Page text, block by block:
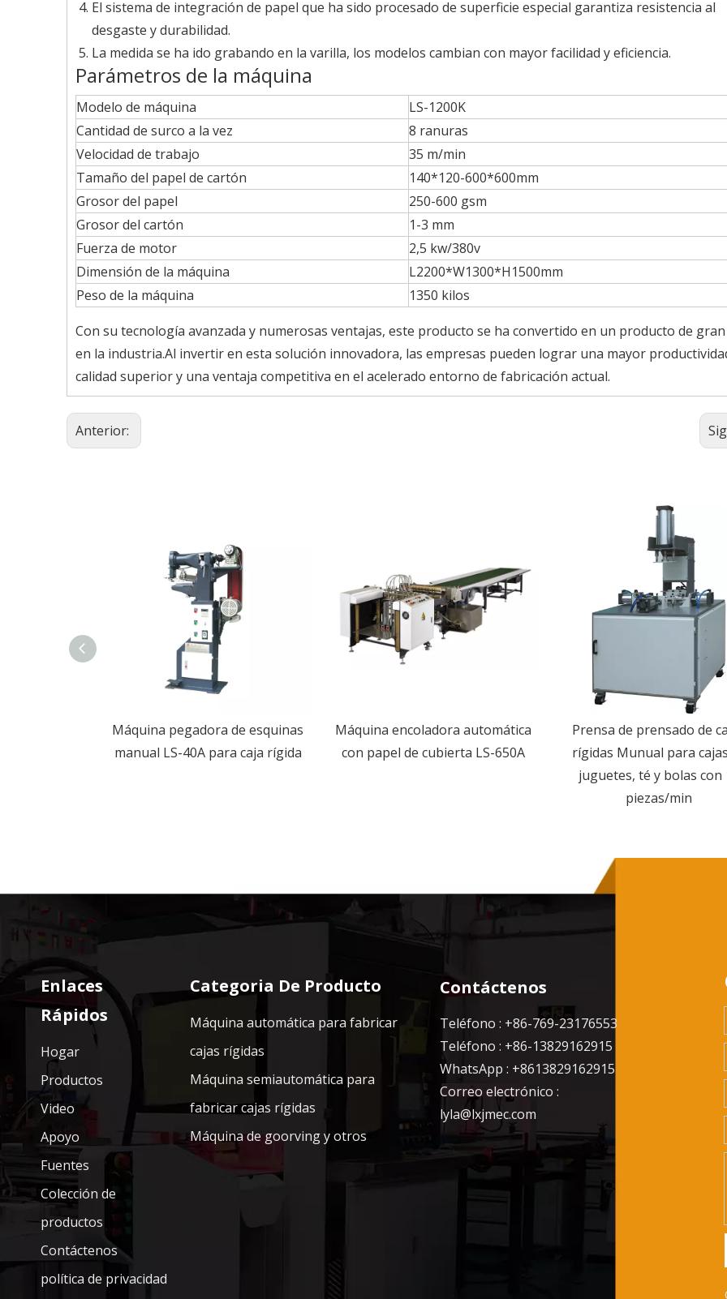
El sistema de integración de papel que ha sido procesado de superficie especial garantiza resistencia al
desgaste y durabilidad.
La medida se ha ido grabando en la varilla, los modelos cambian con mayor facilidad y eficiencia.
Parámetros de la máquina
Modelo de máquina
LS-1200K
Cantidad de surco a la vez
8 ranuras
Velocidad de trabajo
35 m/min
Tamaño del papel de cartón
140*120-600*600mm
Grosor del papel
250-600 gsm
Grosor del cartón
1-3 mm
Fuerza de motor
2,5 kw/380v
Dimensión de la máquina
L2200*W1300*H1500mm
Peso de la máquina
1350 kilos
Con su tecnología avanzada y numerosas ventajas, este producto se ha convertido en un producto de
en la industria.Al invertir en esta solución innovadora, las empresas pueden lograr una mayor
calidad superior y una ventaja competitiva en el acelerado entorno de fabricación actual.
Anterior:
Máquina pegadora de esquinas
manual LS-40A para caja rígida
Máquina encoladora automática
con papel de cubierta LS-650A
Prensa de prensado de
rígidas Munual para
juguetes, té y bolas con
piezas/min
Enlaces
Rápidos
Hogar
Productos
Video
Apoyo
Fuentes
Colección de
productos
Contáctenos
política de privacidad
Categoria De Producto
Máquina automática para fabricar
cajas rígidas
Máquina semiautomática para
fabricar cajas rígidas
Máquina de goorving y otros
Contáctenos
Teléfono : +86-769-23176553
Teléfono : +86-13829162915
WhatsApp : +8613829162915
Correo electrónico :
lyla@lxjmec.com